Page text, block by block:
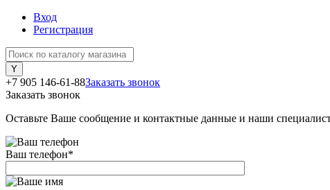
Вход
Регистрация
+7 905 146-61-88Заказать звонок
Заказать звонок
Оставьте Ваше сообщение и контактные данные и наши
Ваш телефон*